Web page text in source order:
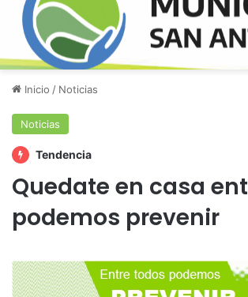
Inicio / Noticias
Noticias
Tendencia
Quedate en casa
podemos prevenir